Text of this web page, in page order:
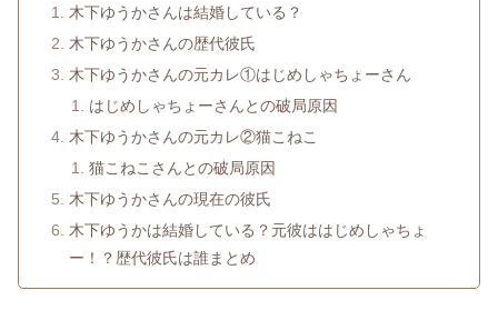
木下ゆうかさんは結婚している？
木下ゆうかさんの歴代彼氏
木下ゆうかさんの元カレ①はじめしゃちょーさん
はじめしゃちょーさんとの破局原因
木下ゆうかさんの元カレ②猫こねこ
猫こねこさんとの破局原因
木下ゆうかさんの現在の彼氏
木下ゆうかは結婚している？元彼ははじめしゃちょ
ー！？歴代彼氏は誰まとめ